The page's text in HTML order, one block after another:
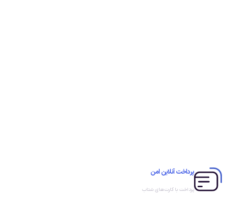
پرداخت آنلاین امن
پرداخت با کارت‌های شتاب